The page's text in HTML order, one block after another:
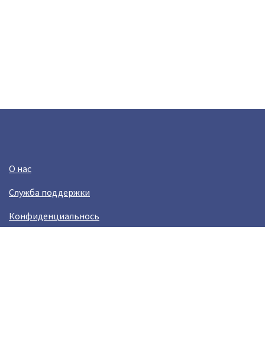
О нас
Служба поддержки
Конфиденциальнось